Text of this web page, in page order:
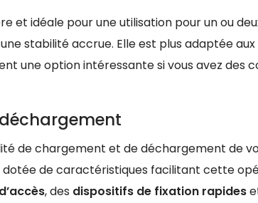
et idéale pour une utilisation pour un ou
stabilité accrue. Elle est plus adaptée
une option intéressante si vous avez des
de chargement et de déchargement de
dotée de caractéristiques facilitant cette
, des dispositifs de fixation rapides